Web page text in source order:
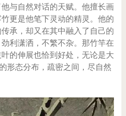
与自然对话的天赋。他擅长画
更是他笔下灵动的精灵。他的
承，却又在其中融入了自己的
利潇洒，不繁不杂。那竹竿在
的伸展也恰到好处，无论是大
形态分布，疏密之间，尽自然